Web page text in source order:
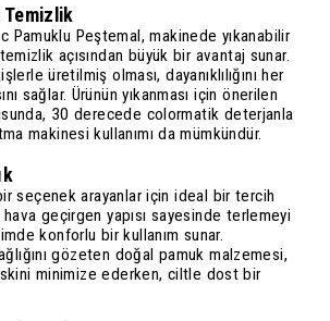
Temizlik
Pamuklu Peştemal, makinede yıkanabilir
açısından büyük bir avantaj sunar.
üretilmiş olması, dayanıklılığını her
sağlar. Ürünün yıkanması için önerilen
30 derecede colormatik deterjanla
makinesi kullanımı da mümkündür.
seçenek arayanlar için ideal bir tercih
geçirgen yapısı sayesinde terlemeyi
konforlu bir kullanım sunar.
gözeten doğal pamuk malzemesi,
minimize ederken, ciltle dost bir